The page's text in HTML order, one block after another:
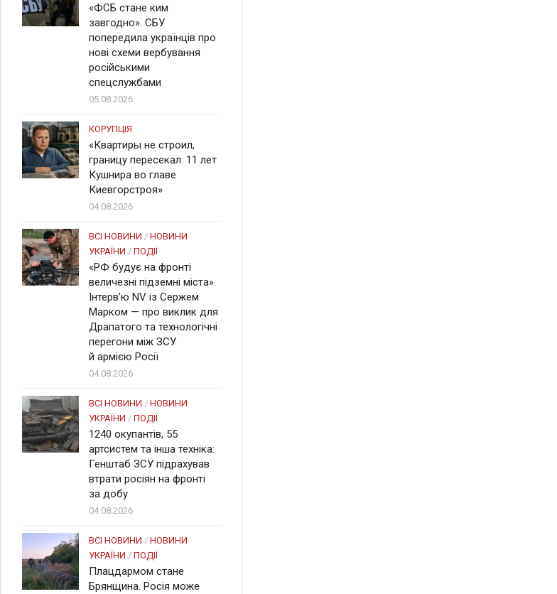
«ФСБ стане ким
завгодно». СБУ
попередила українців про
нові схеми вербування
російськими
спецслужбами
05.08.2026
КОРУПЦІЯ
«Квартиры не строил,
границу пересекал: 11 лет
Кушнира во главе
Киевгорстроя»
04.08.2026
ВСІ НОВИНИ / НОВИНИ
УКРАЇНИ / ПОДІЇ
«РФ будує на фронті
величезні підземні міста».
Інтерв’ю NV із Сержем
Марком — про виклик для
Драпатого та технологічні
перегони між ЗСУ
й армією Росії
04.08.2026
ВСІ НОВИНИ / НОВИНИ
УКРАЇНИ / ПОДІЇ
1240 окупантів, 55
артсистем та інша техніка:
Генштаб ЗСУ підрахував
втрати росіян на фронті
за добу
04.08.2026
ВСІ НОВИНИ / НОВИНИ
УКРАЇНИ / ПОДІЇ
Плацдармом стане
Брянщина. Росія може